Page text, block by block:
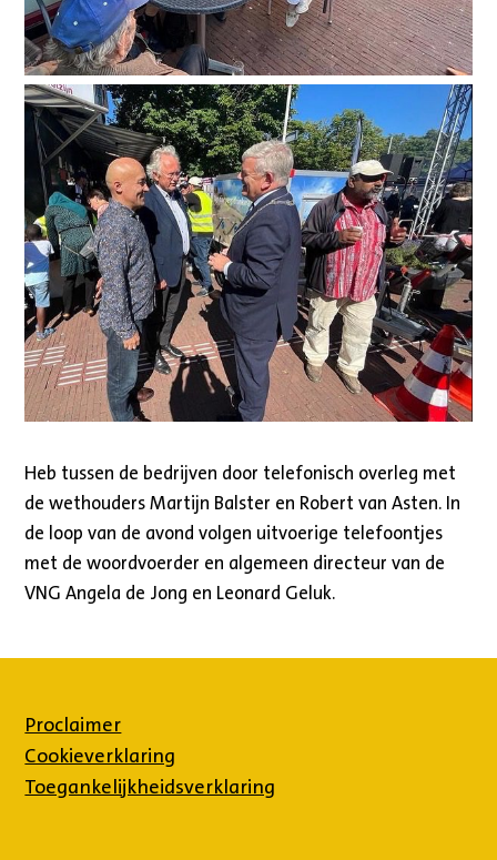
Heb tussen de bedrijven door telefonisch overleg met
de wethouders Martijn Balster en Robert van Asten. In
de loop van de avond volgen uitvoerige telefoontjes
met de woordvoerder en algemeen directeur van de
VNG Angela de Jong en Leonard Geluk.
Proclaimer
Cookieverklaring
Toegankelijkheidsverklaring